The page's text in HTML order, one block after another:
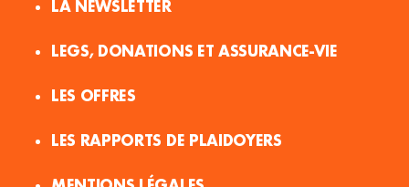
LA NEWSLETTER
LEGS, DONATIONS ET ASSURANCE-VIE
LES OFFRES
LES RAPPORTS DE PLAIDOYERS